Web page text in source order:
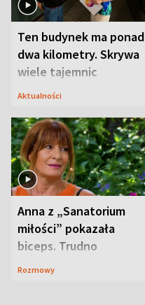
Ten budynek ma ponad
dwa kilometry. Skrywa
wiele tajemnic
Aktualności
Anna z „Sanatorium
miłości” pokazała
biceps. Trudno
uwierzyć, co przeszła
Rozmowy